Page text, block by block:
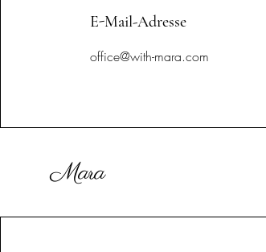
E-Mail-Adresse
office@with-mara.com
Mara